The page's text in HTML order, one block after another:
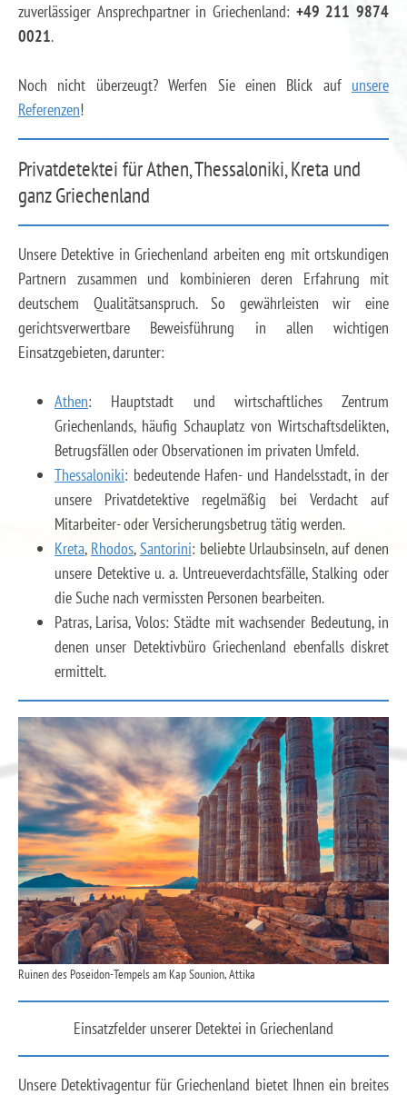
zuverlässiger Ansprechpartner in Griechenland: +49 211 9874
0021.
Noch nicht überzeugt? Werfen Sie einen Blick auf unsere
Referenzen!
Privatdetektei für Athen, Thessaloniki, Kreta und
ganz Griechenland
Unsere Detektive in Griechenland arbeiten eng mit ortskundigen
Partnern zusammen und kombinieren deren Erfahrung mit
deutschem Qualitätsanspruch. So gewährleisten wir eine
gerichtsverwertbare Beweisführung in allen wichtigen
Einsatzgebieten, darunter:
Athen: Hauptstadt und wirtschaftliches Zentrum
Griechenlands, häufig Schauplatz von Wirtschaftsdelikten,
Betrugsfällen oder Observationen im privaten Umfeld.
Thessaloniki: bedeutende Hafen- und Handelsstadt, in der
unsere Privatdetektive regelmäßig bei Verdacht auf
Mitarbeiter- oder Versicherungsbetrug tätig werden.
Kreta, Rhodos,Santorini: beliebte Urlaubsinseln, auf denen
unsere Detektive u. a. Untreueverdachtsfälle, Stalking oder
die Suche nach vermissten Personen bearbeiten.
Patras, Larisa, Volos: Städte mit wachsender Bedeutung, in
denen unser Detektivbüro Griechenland ebenfalls diskret
ermittelt.
Ruinen des Poseidon-Tempels am Kap Sounion, Attika
Einsatzfelder unserer Detektei in Griechenland
Unsere Detektivagentur für Griechenland bietet Ihnen ein breites